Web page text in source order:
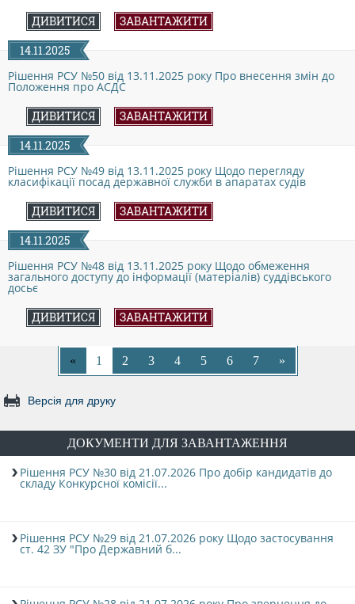
ГАЛЕРЕЯ
ДИВИТИСЯ
ЗАВАНТАЖИТИ
14.11.2025
Рішення РСУ №50 від 13.11.2025 року Про внесення змін до
Положення про АСДС
ДИВИТИСЯ
ЗАВАНТАЖИТИ
14.11.2025
Рішення РСУ №49 від 13.11.2025 року Щодо перегляду
класифікації посад державної служби в апаратах судів
ДИВИТИСЯ
ЗАВАНТАЖИТИ
14.11.2025
Рішення РСУ №48 від 13.11.2025 року Щодо обмеження
загального доступу до інформації (матеріалів) суддівського
досьє
ДИВИТИСЯ
ЗАВАНТАЖИТИ
« 1 2 3 4 5 6 7 »
Версія для друку
ДОКУМЕНТИ ДЛЯ ЗАВАНТАЖЕННЯ
Рішення РСУ №30 від 21.07.2026 Про добір кандидатів до
складу Конкурсної комісії...
Рішення РСУ №29 від 21.07.2026 року Щодо застосування
ст. 42 ЗУ "Про Державний б...